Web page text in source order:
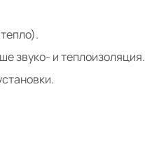
звуко- и теплоизоляция.